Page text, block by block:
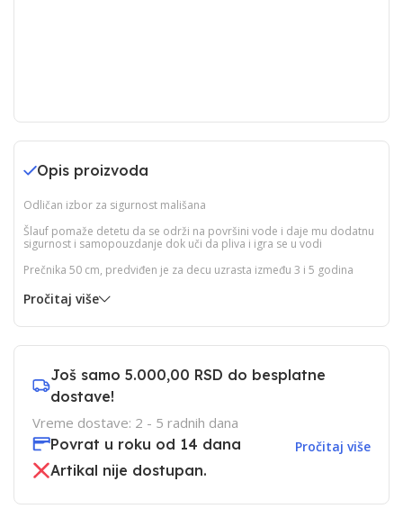
Opis proizvoda
Odličan izbor za sigurnost mališana
Šlauf pomaže detetu da se održi na površini vode i daje mu dodatnu
sigurnost i samopouzdanje dok uči da pliva i igra se u vodi
Prečnika 50 cm, predviđen je za decu uzrasta između 3 i 5 godina
Pročitaj više
Još samo 5.000,00 RSD do besplatne
dostave!
Vreme dostave: 2 - 5 radnih dana
Povrat u roku od 14 dana
Pročitaj više
Artikal nije dostupan.